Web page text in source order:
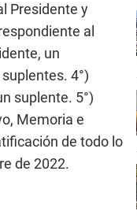
Presidente y
al
un
4°)
suplente. 5°)
Memoria e
de todo lo
de 2022.